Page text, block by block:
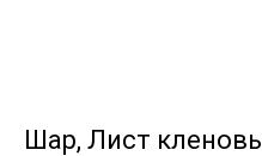
Шар, Лист